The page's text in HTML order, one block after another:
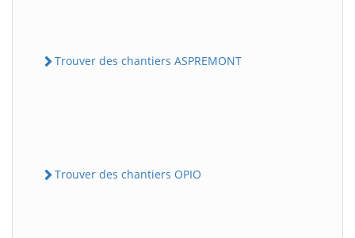
Trouver des chantiers ASPREMONT
Trouver des chantiers OPIO